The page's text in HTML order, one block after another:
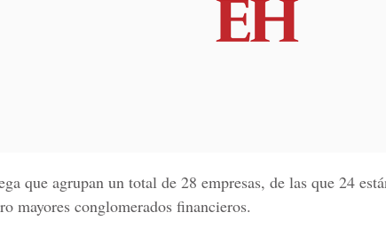
que agrupan un total de 28 empresas, de las que 24
mayores conglomerados financieros.